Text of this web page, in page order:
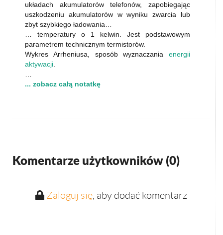
układach akumulatorów telefonów, zapobiegając
uszkodzeniu akumulatorów w wyniku zwarcia lub
zbyt szybkiego ładowania…
… temperatury o 1 kelwin. Jest podstawowym
parametrem technicznym termistorów.
Wykres Arrheniusa, sposób wyznaczania energii
aktywacji
... zobacz całą notatkę
Komentarze użytkowników (0)
Zaloguj się, aby dodać komentarz